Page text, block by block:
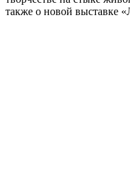
также о новой выставке